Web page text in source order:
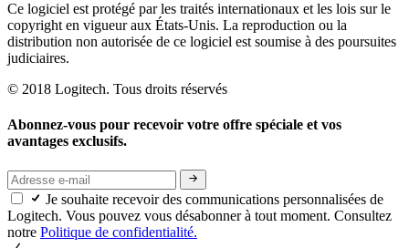
Ce logiciel est protégé par les traités internationaux et les lois sur le
copyright en vigueur aux États-Unis. La reproduction ou la
distribution non autorisée de ce logiciel est soumise à des poursuites
judiciaires.
© 2018 Logitech. Tous droits réservés
Abonnez-vous pour recevoir votre offre spéciale et vos
avantages exclusifs.
Je souhaite recevoir des communications personnalisées de
Logitech. Vous pouvez vous désabonner à tout moment. Consultez
notre Politique de confidentialité.